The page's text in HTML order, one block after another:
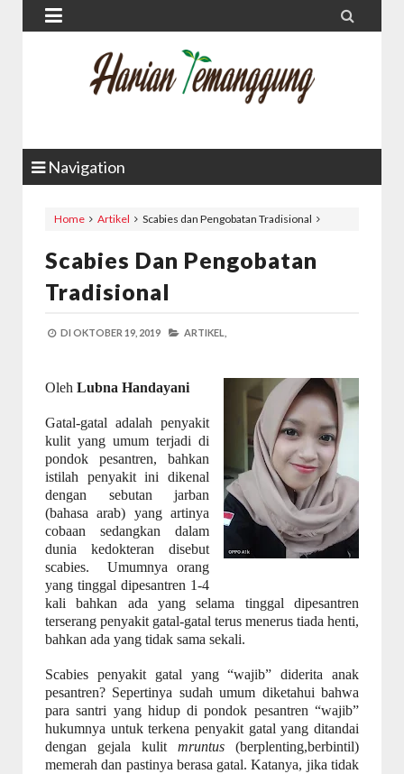
 
Navigation
Home Artikel Scabies dan Pengobatan Tradisional
Scabies Dan Pengobatan
Tradisional
DI OKTOBER 19, 2019 ARTIKEL,
Oleh Lubna Handayani
Gatal-gatal adalah penyakit
kulit yang umum terjadi di
pondok pesantren, bahkan
istilah penyakit ini dikenal
dengan sebutan jarban
(bahasa arab) yang artinya
cobaan sedangkan dalam
dunia kedokteran disebut
scabies.
Umumnya orang
yang tinggal dipesantren 1-4
kali bahkan ada yang selama tinggal dipesantren
terserang penyakit gatal-gatal terus menerus tiada henti,
bahkan ada yang tidak sama sekali.
Scabies penyakit gatal yang “wajib” diderita anak
pesantren? Sepertinya sudah umum diketahui bahwa
para santri yang hidup di pondok pesantren “wajib”
hukumnya untuk terkena penyakit gatal yang ditandai
dengan gejala kulit mruntus (berplenting,berbintil)
memerah dan pastinya berasa gatal. Katanya, jika tidak